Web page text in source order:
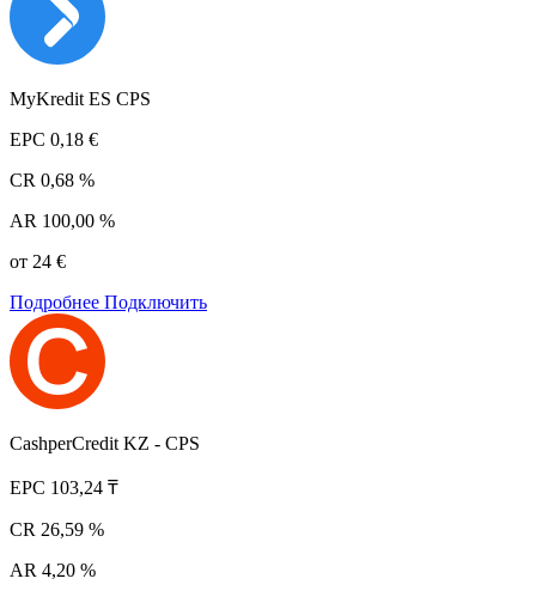
MyKredit ES CPS
EPC 0,18 €
CR 0,68 %
AR 100,00 %
от 24 €
Подробнее Подключить
CashperCredit KZ - CPS
EPC 103,24 ₸
CR 26,59 %
AR 4,20 %